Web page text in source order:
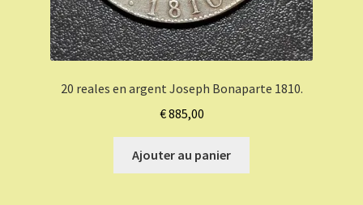
20 reales en argent Joseph Bonaparte 1810.
€885,00
Ajouter au panier